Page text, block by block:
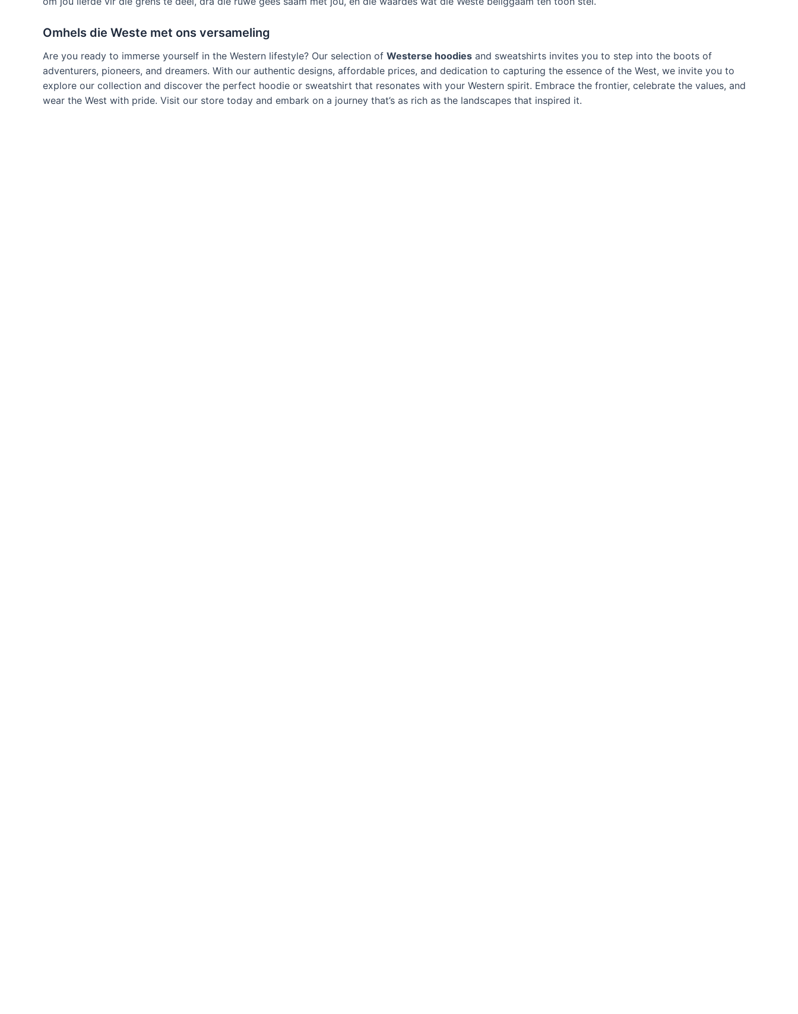
Omhels die Weste met ons versameling
Are you ready to immerse yourself in the Western lifestyle? Our selection of Westerse hoodies and sweatshirts invites you to step into the boots of
adventurers, pioneers, and dreamers. With our authentic designs, affordable prices, and dedication to capturing the essence of the West, we invite you to
explore our collection and discover the perfect hoodie or sweatshirt that resonates with your Western spirit. Embrace the frontier, celebrate the values, and
wear the West with pride. Visit our store today and embark on a journey that’s as rich as the landscapes that inspired it.